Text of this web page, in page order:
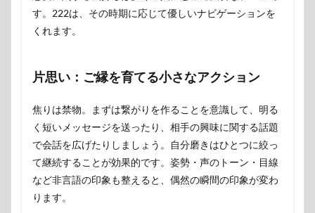
す。222は、その時期に応じて優しいナビゲーションを
くれます。
片思い：ご縁を育てる小さなアクション
焦りは禁物。まずは繋がりを作ることを意識して、明る
く短いメッセージを送ったり、相手の興味に関する話題
で会話を広げたりしましょう。自分磨きはひとつに絞っ
て継続することが効果的です。姿勢・声のトーン・目線
など非言語の印象も整えると、偶然の瞬間の印象が変わ
ります。